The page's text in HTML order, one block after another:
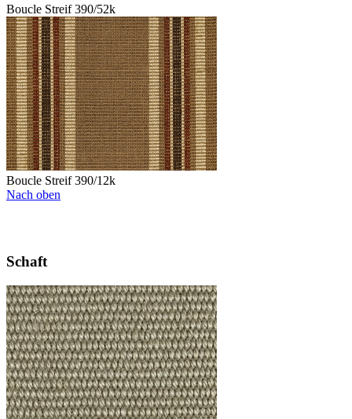
Boucle Streif 390/52k
Boucle Streif 390/12k
Nach oben
Schaft